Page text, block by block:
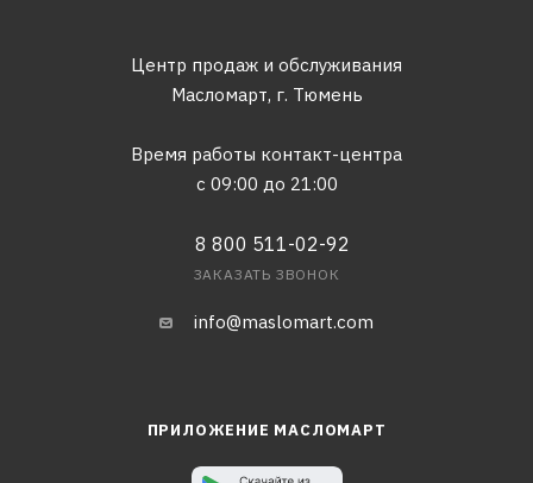
Центр продаж и обслуживания
Масломарт, г. Тюмень
Время работы контакт-центра
с 09:00 до 21:00
8 800 511-02-92
ЗАКАЗАТЬ ЗВОНОК
info@maslomart.com
ПРИЛОЖЕНИЕ МАСЛОМАРТ